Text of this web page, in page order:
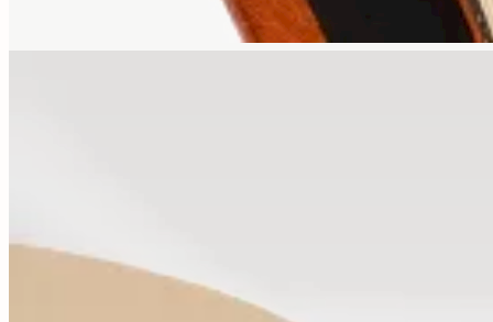
contact@librairie-walden.com
+33 9 54
Informations